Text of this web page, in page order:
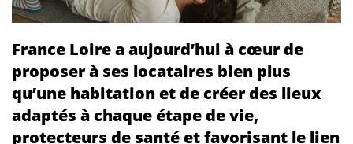
France Loire a aujourd’hui à cœur de
proposer à ses locataires bien plus
qu’une habitation et de créer des lieux
adaptés à chaque étape de vie,
protecteurs de santé et favorisant le lien